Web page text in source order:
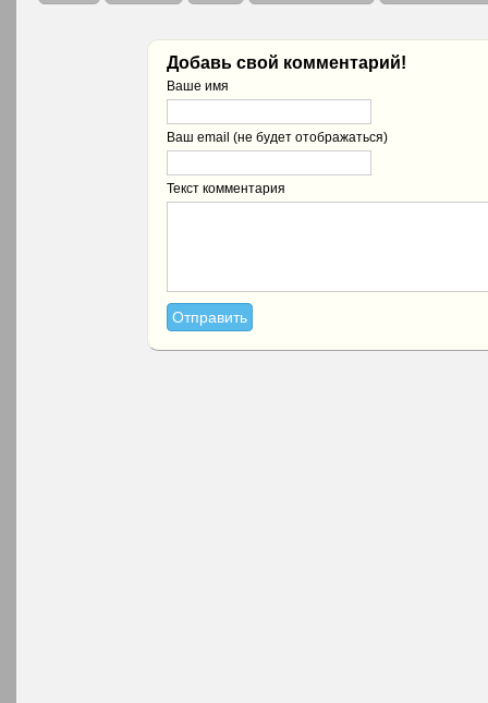
Добавь свой комментарий!
Ваше имя
Ваш email (не будет отображаться)
Текст комментария